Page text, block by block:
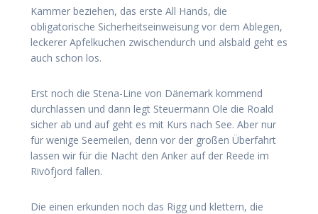
Kammer beziehen, das erste All Hands, die
obligatorische Sicherheitseinweisung vor dem Ablegen,
leckerer Apfelkuchen zwischendurch und alsbald geht es
auch schon los.
Erst noch die Stena-Line von Dänemark kommend
durchlassen und dann legt Steuermann Ole die Roald
sicher ab und auf geht es mit Kurs nach See. Aber nur
für wenige Seemeilen, denn vor der großen Überfahrt
lassen wir für die Nacht den Anker auf der Reede im
Rivöfjord fallen.
Die einen erkunden noch das Rigg und klettern, die